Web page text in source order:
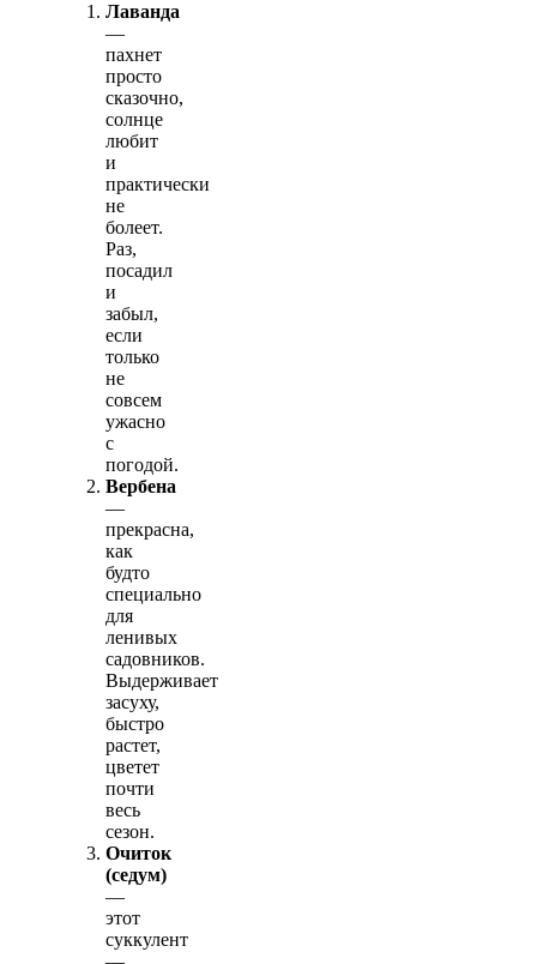
Лаванда
—
пахнет
просто
сказочно,
солнце
любит
и
практически
не
болеет.
Раз,
посадил
и
забыл,
если
только
не
совсем
ужасно
с
погодой.
Вербена
—
прекрасна,
как
будто
специально
для
ленивых
садовников.
Выдерживает
засуху,
быстро
растет,
цветет
почти
весь
сезон.
Очиток
(седум)
—
этот
суккулент